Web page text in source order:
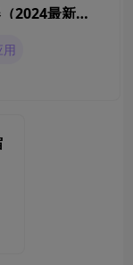
2024最新盘
用